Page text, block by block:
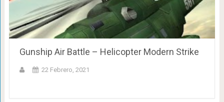
Gunship Air Battle – Helicopter Modern Strike
22 Febrero, 2021